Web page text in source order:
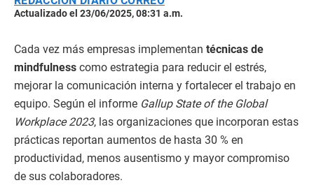
Actualizado el 23/06/2025, 08:31 a.m.
Cada vez más empresas implementan técnicas de
mindfulness como estrategia para reducir el estrés,
mejorar la comunicación interna y fortalecer el trabajo en
equipo. Según el informe Gallup State of the Global
Workplace 2023, las organizaciones que incorporan estas
prácticas reportan aumentos de hasta 30 % en
productividad, menos ausentismo y mayor compromiso
de sus colaboradores.